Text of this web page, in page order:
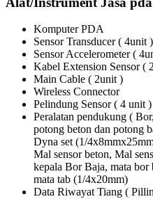
Komputer PDA
Sensor Transducer ( 4unit )
Sensor Accelerometer (
Kabel Extension Sensor (
Main Cable ( 2unit )
Wireless Connector
Pelindung Sensor ( 4 unit )
Peralatan pendukung (
potong beton dan potong
Dyna set (1/
Mal sensor beton, Mal
kepala Bor Baja, mata bor
mata tab (1/4x20mm)
Data Riwayat Tiang (